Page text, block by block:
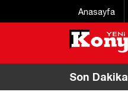
Anasayfa
Son Dakika